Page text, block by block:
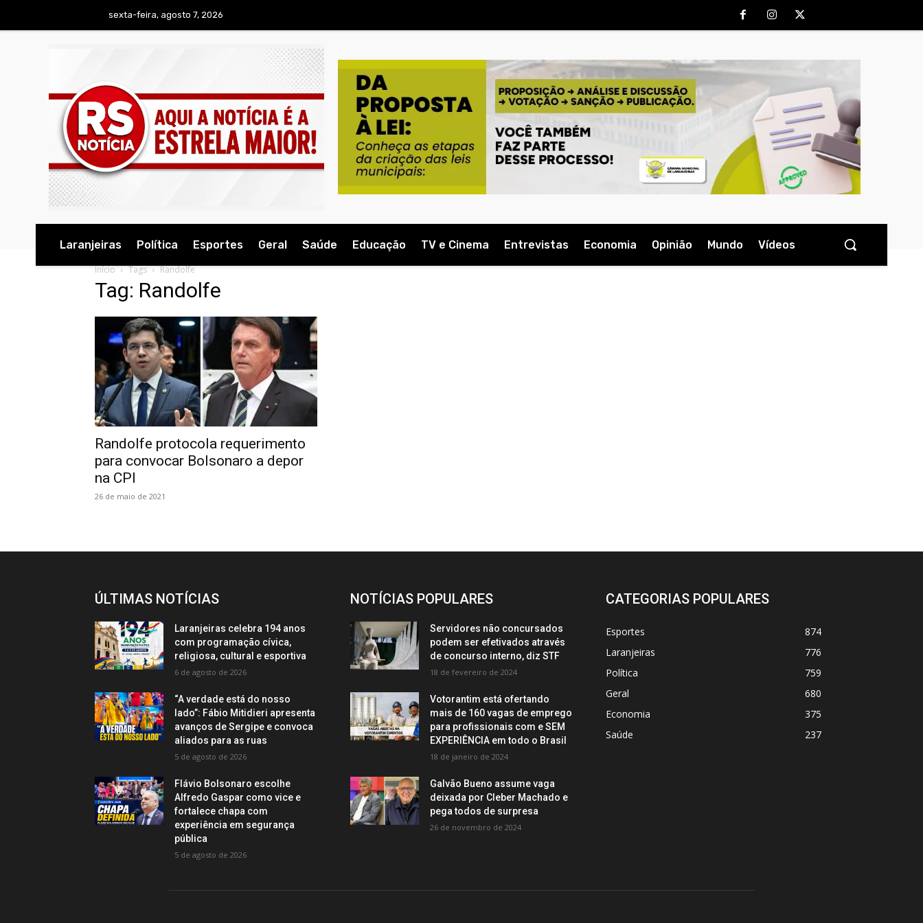
sexta-feira, agosto 7, 2026
Laranjeiras Política Esportes Geral Saúde Educação TV e Cinema Entrevistas Economia Opinião Mundo Vídeos
Início Tags Randolfe
Tag: Randolfe
Randolfe protocola requerimento
para convocar Bolsonaro a depor
na CPI
26 de maio de 2021
ÚLTIMAS NOTÍCIAS
Laranjeiras celebra 194 anos
com programação cívica,
religiosa, cultural e esportiva
6 de agosto de 2026
“A verdade está do nosso
lado”: Fábio Mitidieri apresenta
avanços de Sergipe e convoca
aliados para as ruas
5 de agosto de 2026
Flávio Bolsonaro escolhe
Alfredo Gaspar como vice e
fortalece chapa com
experiência em segurança
pública
5 de agosto de 2026
NOTÍCIAS POPULARES
Servidores não concursados
podem ser efetivados através
de concurso interno, diz STF
18 de fevereiro de 2024
Votorantim está ofertando
mais de 160 vagas de emprego
para profissionais com e SEM
EXPERIÊNCIA em todo o Brasil
18 de janeiro de 2024
Galvão Bueno assume vaga
deixada por Cleber Machado e
pega todos de surpresa
26 de novembro de 2024
CATEGORIAS POPULARES
Esportes
874
Laranjeiras
776
Política
759
Geral
680
Economia
375
Saúde
237